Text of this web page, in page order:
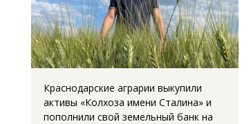
Краснодарские аграрии выкупили
активы «Колхоза имени Сталина» и
пополнили свой земельный банк на